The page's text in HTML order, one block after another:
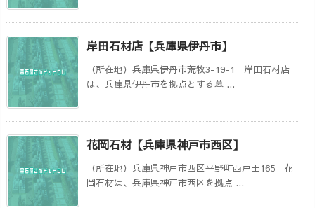
岸田石材店【兵庫県伊丹市】
（所在地）兵庫県伊丹市荒牧3-19-1 岸田石材店
は、兵庫県伊丹市を拠点とする墓 ...
花岡石材【兵庫県神戸市西区】
（所在地）兵庫県神戸市西区平野町西戸田165 花
岡石材は、兵庫県神戸市西区を拠点 ...